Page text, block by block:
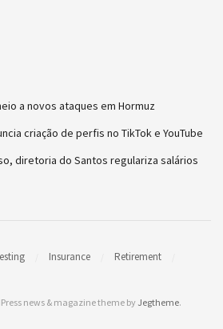
a novos ataques em Hormuz
criação de perfis no TikTok e YouTube
diretoria do Santos regulariza salários
Insurance
Retirement
news & magazine theme by Jegtheme.